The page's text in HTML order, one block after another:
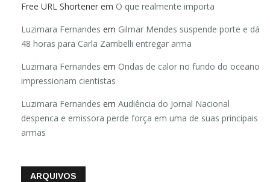
Free URL Shortener em O que realmente importa
Luzimara Fernandes em Gilmar Mendes suspende porte e dá
48 horas para Carla Zambelli entregar arma
Luzimara Fernandes em Ondas de calor no fundo do oceano
impressionam cientistas
Luzimara Fernandes em Audiência do Jornal Nacional
despenca e emissora perde força em uma de suas principais
armas
ARQUIVOS